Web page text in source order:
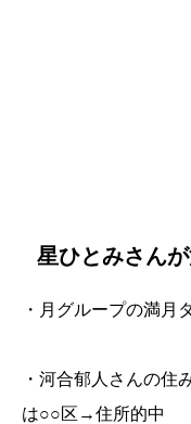
星ひとみさん
・月グループの満月
・河合郁人さんの住
は○○区→住所的中